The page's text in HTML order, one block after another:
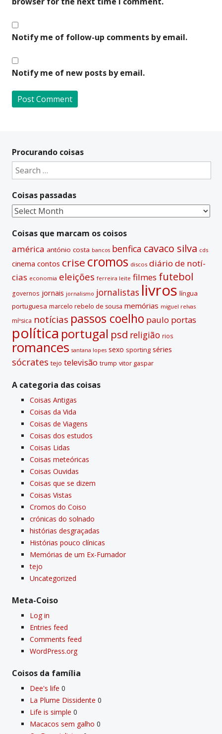
Notify me of follow-up comments by email.
Notify me of new posts by email.
t
e
a
t
i
v
Procurando coisas
Search
for:
Coisas passadas
Coisas
Coisas que marcam os coisos
américa antónio costa bancos benfica cavaco silva cds
cinema contos crise cromos discos diário de notí­
cias economia eleições ferreira leite filmes futebol
governos jornais jornalismo jornalistas livros lí­ngua
portuguesa marcelo rebelo de sousa memórias miguel relvas
míºsica notí­cias passos coelho paulo portas
polí­tica portugal psd religião rios
romances santana lopes sexo sporting séries
sócrates tejo televisão trump vitor gaspar
A categoria das coisas
Coisas Antigas
Coisas da Vida
Coisas de Viagens
Coisas dos estudos
Coisas Lidas
Coisas meteóricas
Coisas Ouvidas
Coisas que se dizem
Coisas Vistas
Cromos do Coiso
crónicas do solnado
histórias desgraçadas
Histórias pouco clí­nicas
Memórias de um Ex-Fumador
tejo
Uncategorized
Meta-Coiso
Log in
Entries feed
Comments feed
WordPress.org
Coisos da famí­lia
Dee's life 0
La Plume Dissidente 0
Life is simple 0
Macacos sem galho 0